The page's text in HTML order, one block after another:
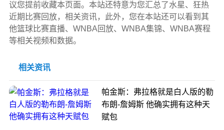
议您提前收藏本页面。本站还特意为您汇总了水星、狂热
近期比赛回放，相关资讯，此外，您在本站还可以看到其
他篮球比赛直播、WNBA回放、WNBA集锦、WNBA赛程
等相关视频和数据。
相关资讯
帕金斯：弗拉格就是白人版的勒
布朗-詹姆斯 他确实拥有这种天
赋包